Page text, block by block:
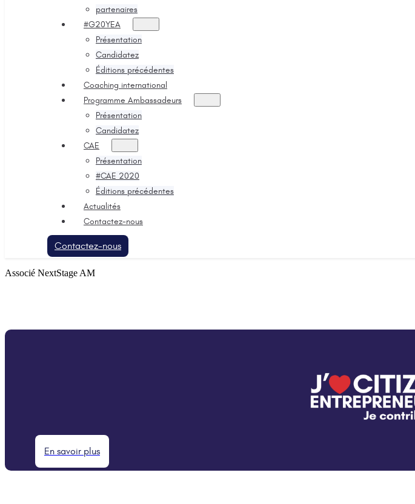
partenaires
#G20YEA
Présentation
Candidatez
Éditions précédentes
Coaching international
Programme Ambassadeurs
Présentation
Candidatez
CAE
Présentation
#CAE 2020
Éditions précédentes
Actualités
Contactez-nous
Contactez-nous
Associé NextStage AM
En savoir plus